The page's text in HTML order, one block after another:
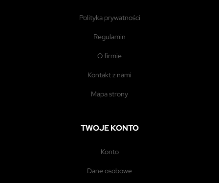
polityka prywatności
regulamin
o firmie
kontakt z nami
mapa strony
TWOJE KONTO
konto
dane osobowe